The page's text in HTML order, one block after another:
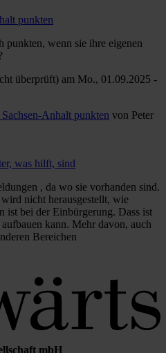
punkten
wenn sie ihre eigenen
überprüft) am Mo., 01.09.2025 -
Anhalt punkten von Peter
was hilft, sind
, da wo sie vorhanden sind.
nicht herausgestellt, wie
ist bei der Einbürgerung. Dass ist
kann. Mehr davon, auch
Bereichen
mbH